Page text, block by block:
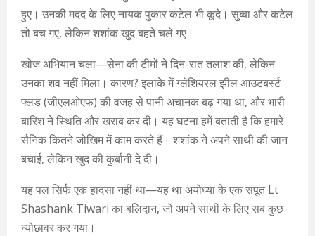
हुए। उनकी मदद के लिए नायक पुकार कटेल भी कूदे। सुब्बा और कटेल
तो बच गए, लेकिन शशांक खुद बहते चले गए।
खोज अभियान चला—सेना की टीमों ने दिन-रात तलाश की, लेकिन
उनका शव नहीं मिला। कारण? इलाके में ग्लेशियरल झील आउटबर्स्ट
फ्लड (जीएलओएफ) की वजह से पानी अचानक बढ़ गया था, और भारी
बारिश ने स्थिति और खराब कर दी। यह घटना हमें बताती है कि हमारे
सैनिक कितने जोखिम में काम करते हैं। शशांक ने अपने साथी की जान
बचाई, लेकिन खुद की कुर्बानी दे दी।
यह पल सिर्फ एक हादसा नहीं था—यह था अयोध्या के एक सपूत Lt
Shashank Tiwari का बलिदान, जो अपने साथी के लिए सब कुछ
न्योछावर कर गया।